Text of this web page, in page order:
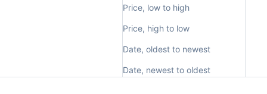
Price, low to high
Price, high to low
Date, oldest to newest
Date, newest to oldest